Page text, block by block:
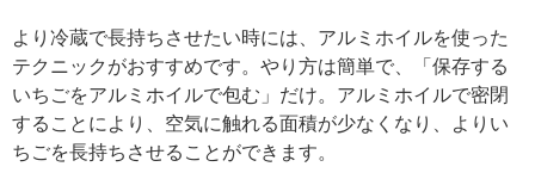
より冷蔵で長持ちさせたい時には、アルミホイルを使った
テクニックがおすすめです。やり方は簡単で、「保存する
いちごをアルミホイルで包む」だけ。アルミホイルで密閉
することにより、空気に触れる面積が少なくなり、よりい
ちごを長持ちさせることができます。